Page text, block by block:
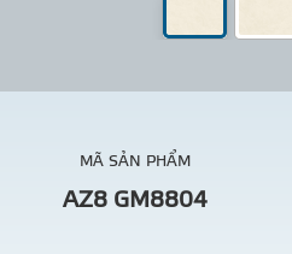
MÃ SẢN PHẨM
AZ8 GM8804